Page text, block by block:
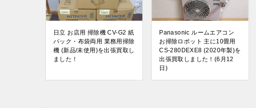
日立 お店用 掃除機 CV-G2 紙
パック・布袋両用 業務用掃除
機 (新品/未使用)を出張買取し
ました！
Panasonic ルームエアコン
お掃除ロボット 主に10畳用
CS-280DEXE8 (2020年製)を
出張買取しました！(6月12
日)